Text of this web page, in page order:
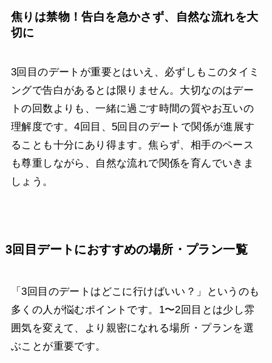
焦りは禁物！告白を急かさず、自然な流れを大
切に
3回目のデートが重要とはいえ、必ずしもこのタイミ
ングで告白があるとは限りません。大切なのはデー
トの回数よりも、一緒に過ごす時間の質やお互いの
理解度です。4回目、5回目のデートで関係が進展す
ることも十分にあり得ます。焦らず、相手のペース
も尊重しながら、自然な流れで関係を育んでいきま
しょう。
3回目デートにおすすめの場所・プラン一覧
「3回目のデートはどこに行けばいい？」というのも
多くの人が悩むポイントです。1〜2回目とは少し雰
囲気を変えて、より親密になれる場所・プランを選
ぶことが重要です。